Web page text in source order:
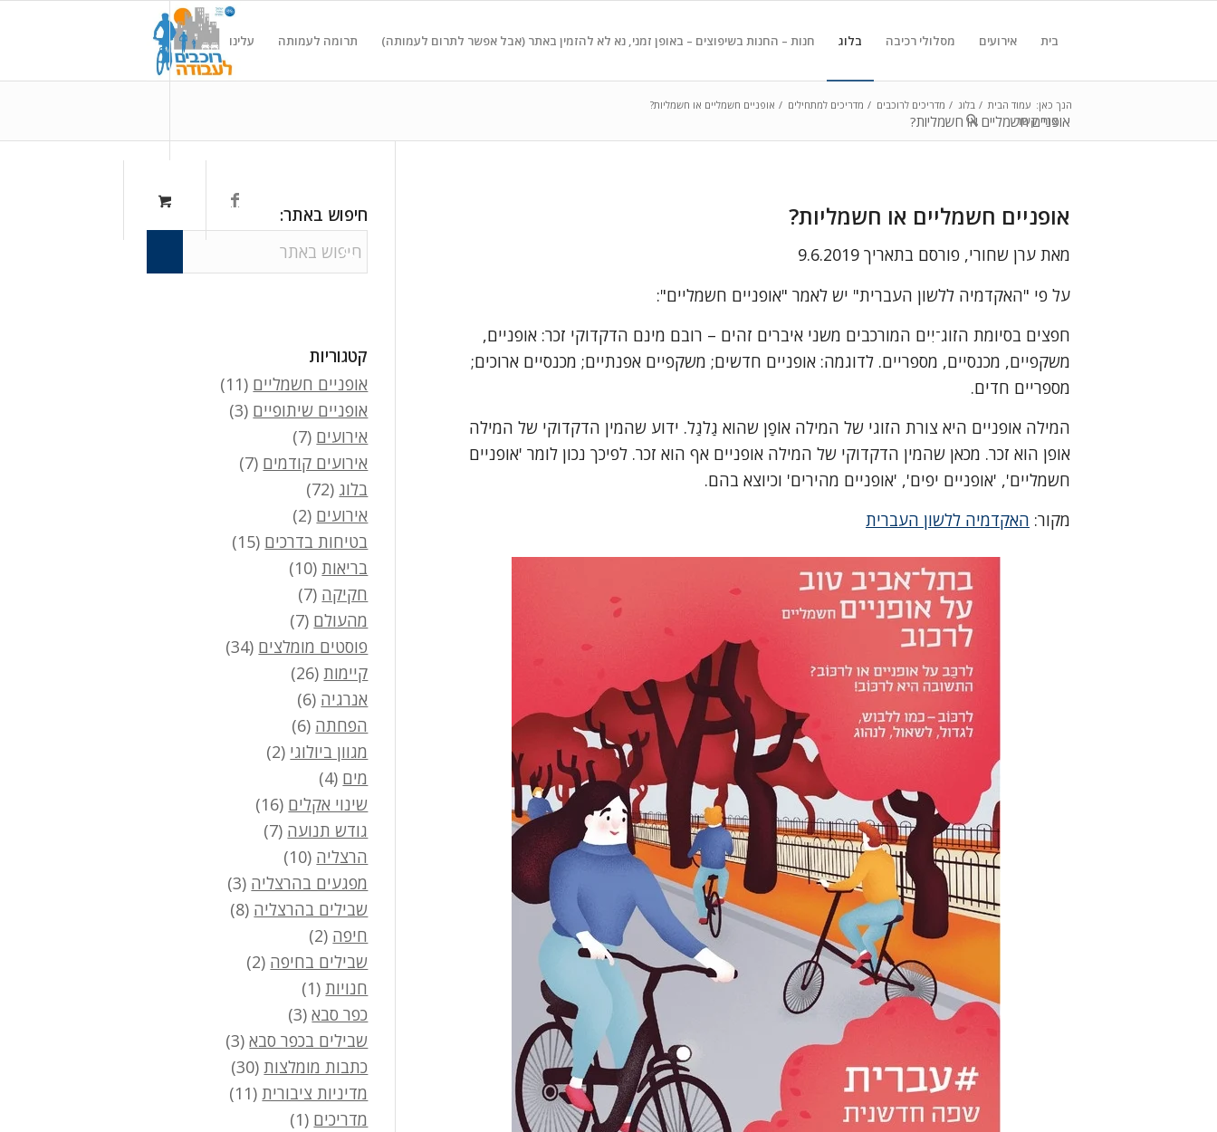
בית אירועים מסלולי רכיבה בלוג חנות – החנות בשיפוצים – באופן זמני, נא לא להזמין באתר (אבל אפשר לתרום לעמותה) תרומה לעמותה עלינו
צור קשר
אופניים חשמליים או חשמליות?
הנך כאן: עמוד הבית / בלוג / מדריכים לרוכבים / מדריכים למתחילים / אופניים חשמליים או חשמליות?
אופניים חשמליים או חשמליות?
מאת ערן שחורי, פורסם בתאריך 9.6.2019
על פי "האקדמיה ללשון העברית" יש לאמר "אופניים חשמליים":
חפצים בסיומת הזוג־יִים המורכבים משני איברים זהים – רובם מינם הדקדוקי זכר: אופניים,
משקפיים, מכנסיים, מספריים. לדוגמה: אופניים חדשים; משקפיים אפנתיים; מכנסיים ארוכים;
מספריים חדים.
המילה אופניים היא צורת הזוגי של המילה אוֹפַן שהוא גַלגַל. ידוע שהמין הדקדוקי של המילה
אופן הוא זכר. מכאן שהמין הדקדוקי של המילה אופניים אף הוא זכר. לפיכך נכון לומר 'אופניים
חשמליים', 'אופניים יפים', 'אופניים מהירים' וכיוצא בהם.
מקור: האקדמיה ללשון העברית
חיפוש באתר:
קטגוריות
אופניים חשמליים (11)
אופניים שיתופיים (3)
אירועים (7)
אירועים קודמים (7)
בלוג (72)
אירועים (2)
בטיחות בדרכים (15)
בריאות(10)
חקיקה (7)
מהעולם (7)
פוסטים מומלצים (34)
קיימות(26)
אנרגיה (6)
הפחתה (6)
מגוון ביולוגי (2)
מים (4)
שינוי אקלים (16)
גודש תנועה (7)
הרצליה (10)
מפגעים בהרצליה (3)
שבילים בהרצליה (8)
חיפה (2)
שבילים בחיפה (2)
חנויות(1)
כפר סבא(3)
שבילים בכפר סבא(3)
כתבות מומלצות(30)
מדיניות ציבורית(11)
מדריכים (1)